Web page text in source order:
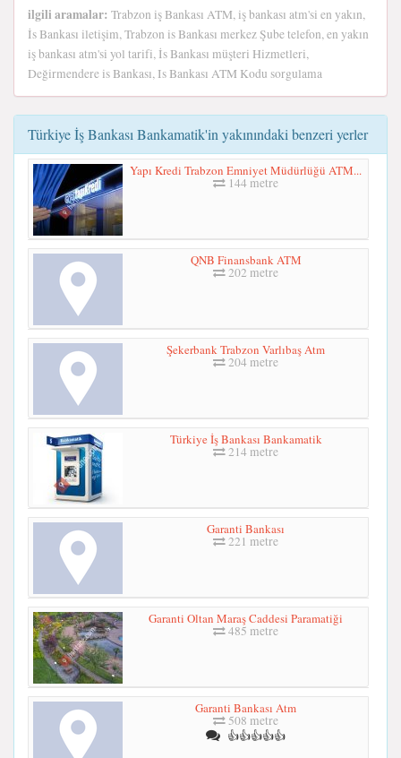
ilgili aramalar: Trabzon iş Bankası ATM, iş bankası atm'si en yakın,
İs Bankası iletişim, Trabzon is Bankası merkez Şube telefon, en yakın
iş bankası atm'si yol tarifi, İs Bankası müşteri Hizmetleri,
Değirmendere is Bankası, Is Bankası ATM Kodu sorgulama
Türkiye İş Bankası Bankamatik'in yakınındaki benzeri yerler
Yapı Kredi Trabzon Emniyet Müdürlüğü ATM...
144 metre
QNB Finansbank ATM
202 metre
Şekerbank Trabzon Varlıbaş Atm
204 metre
Türkiye İş Bankası Bankamatik
214 metre
Garanti Bankası
221 metre
Garanti Oltan Maraş Caddesi Paramatiği
485 metre
Garanti Bankası Atm
508 metre
👍👍👍👍👍